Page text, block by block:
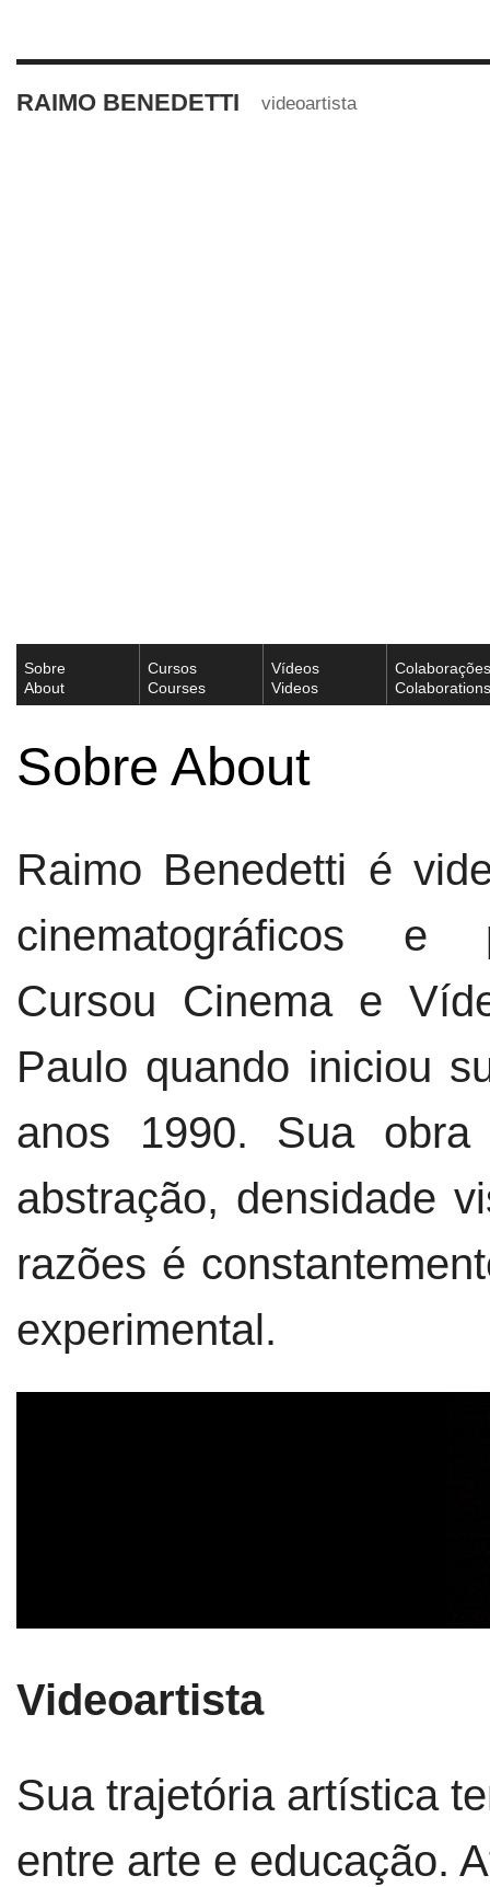
RAIMO BENEDETTI videoartista
Sobre
About
Cursos
Courses
Vídeos
Videos
Colaborações
Colaborations
Sobre About
Raimo Benedetti é
cinematográficos e
Cursou Cinema e
Paulo quando iniciou
anos 1990. Sua
abstração, densidade
razões é
experimental.
Videoartista
Sua trajetória artística
entre arte e educação.